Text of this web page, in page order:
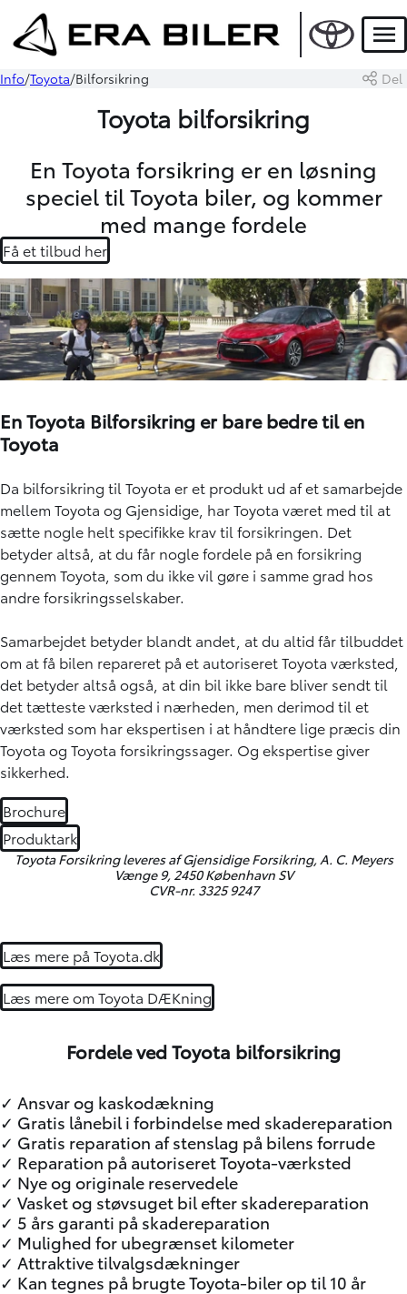
Info Toyota Bilforsikring Del
Toyota bilforsikring
En Toyota forsikring er en løsning
speciel til Toyota biler, og kommer
med mange fordele
Få et tilbud her
En Toyota Bilforsikring er bare bedre til en
Toyota
Da bilforsikring til Toyota er et produkt ud af et samarbejde
mellem Toyota og Gjensidige, har Toyota været med til at
sætte nogle helt specifikke krav til forsikringen. Det
betyder altså, at du får nogle fordele på en forsikring
gennem Toyota, som du ikke vil gøre i samme grad hos
andre forsikringsselskaber.
Samarbejdet betyder blandt andet, at du altid får tilbuddet
om at få bilen repareret på et autoriseret Toyota værksted,
det betyder altså også, at din bil ikke bare bliver sendt til
det tætteste værksted i nærheden, men derimod til et
værksted som har ekspertisen i at håndtere lige præcis din
Toyota og Toyota forsikringssager. Og ekspertise giver
sikkerhed.
Brochure
Produktark
Toyota Forsikring leveres af Gjensidige Forsikring, A. C. Meyers
Vænge 9, 2450 København SV
CVR-nr. 3325 9247
Læs mere på Toyota.dk
Læs mere om Toyota DÆKning
Fordele ved Toyota bilforsikring
✓ Ansvar og kaskodækning
✓ Gratis lånebil i forbindelse med skadereparation
✓ Gratis reparation af stenslag på bilens forrude
✓ Reparation på autoriseret Toyota-værksted
✓ Nye og originale reservedele
✓ Vasket og støvsuget bil efter skadereparation
✓ 5 års garanti på skadereparation
✓ Mulighed for ubegrænset kilometer
✓ Attraktive tilvalgsdækninger
✓ Kan tegnes på brugte Toyota-biler op til 10 år